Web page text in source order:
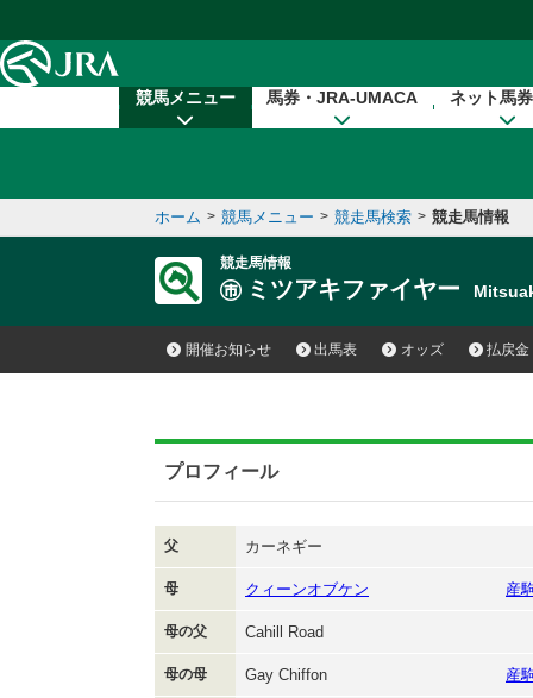
競馬メニュー 馬券・JRA-UMACA ネット馬
ホーム > 競馬メニュー > 競走馬検索 > 競走馬情報
競走馬情報
ミツアキファイヤー
開催お知らせ 出馬表 オッズ 払戻金
プロフィール
父 カーネギー
母 クィーンオブケン 産
母の父 Cahill Road
母の母 Gay Chiffon 産